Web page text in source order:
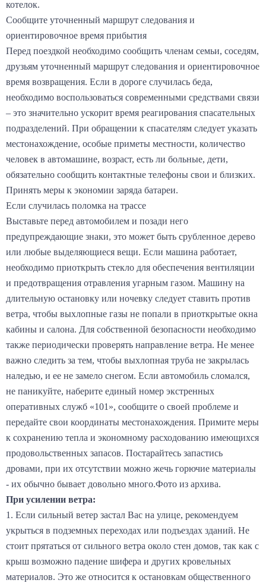
котелок.
Сообщите уточненный маршрут следования и
ориентировочное время прибытия
Перед поездкой необходимо сообщить членам семьи, соседям,
друзьям уточненный маршрут следования и ориентировочное
время возвращения. Если в дороге случилась беда,
необходимо воспользоваться современными средствами связи
– это значительно ускорит время реагирования спасательных
подразделений. При обращении к спасателям следует указать
местонахождение, особые приметы местности, количество
человек в автомашине, возраст, есть ли больные, дети,
обязательно сообщить контактные телефоны свои и близких.
Принять меры к экономии заряда батареи.
Если случилась поломка на трассе
Выставьте перед автомобилем и позади него
предупреждающие знаки, это может быть срубленное дерево
или любые выделяющиеся вещи. Если машина работает,
необходимо приоткрыть стекло для обеспечения вентиляции
и предотвращения отравления угарным газом. Машину на
длительную остановку или ночевку следует ставить против
ветра, чтобы выхлопные газы не попали в приоткрытые окна
кабины и салона. Для собственной безопасности необходимо
также периодически проверять направление ветра. Не менее
важно следить за тем, чтобы выхлопная труба не закрылась
наледью, и ее не замело снегом. Если автомобиль сломался,
не паникуйте, наберите единый номер экстренных
оперативных служб «101», сообщите о своей проблеме и
передайте свои координаты местонахождения. Примите меры
к сохранению тепла и экономному расходованию имеющихся
продовольственных запасов. Постарайтесь запастись
дровами, при их отсутствии можно жечь горючие материалы
- их обычно бывает довольно много.Фото из архива.
При усилении ветра:
1. Если сильный ветер застал Вас на улице, рекомендуем
укрыться в подземных переходах или подъездах зданий. Не
стоит прятаться от сильного ветра около стен домов, так как с
крыш возможно падение шифера и других кровельных
материалов. Это же относится к остановкам общественного